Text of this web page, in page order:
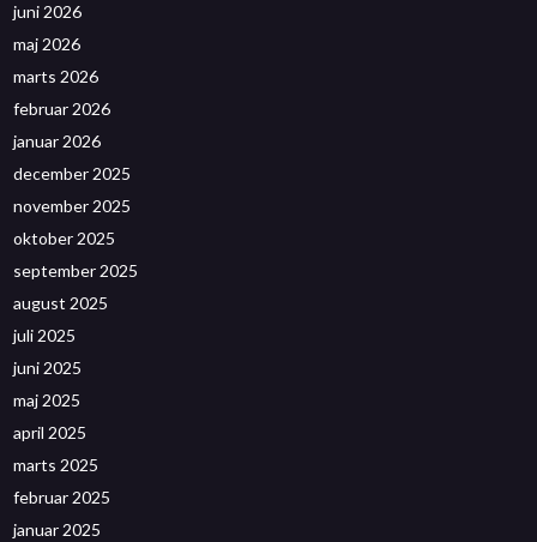
juni 2026
maj 2026
marts 2026
februar 2026
januar 2026
december 2025
november 2025
oktober 2025
september 2025
august 2025
juli 2025
juni 2025
maj 2025
april 2025
marts 2025
februar 2025
januar 2025